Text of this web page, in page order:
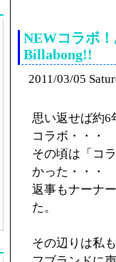
NEWコラボ
Billabong!!
2011/03/05
思い返せば約6
コラボ・・・
その頃は「コ
かった・・・
返事もナーナ
た。
その辺りは私